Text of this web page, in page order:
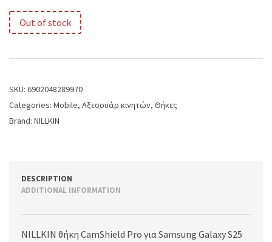
Out of stock
SKU: 6902048289970
Categories: Mobile, Αξεσουάρ κινητών, Θήκες
Brand: NILLKIN
DESCRIPTION
ADDITIONAL INFORMATION
NILLKIN θήκη CamShield Pro για Samsung Galaxy S25